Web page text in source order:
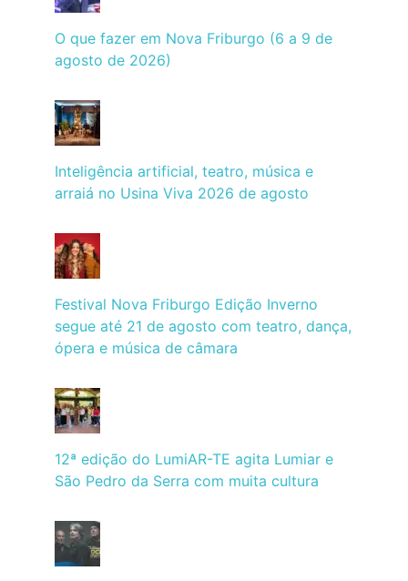
O que fazer em Nova Friburgo (6 a 9 de
agosto de 2026)
Inteligência artificial, teatro, música e
arraiá no Usina Viva 2026 de agosto
Festival Nova Friburgo Edição Inverno
segue até 21 de agosto com teatro, dança,
ópera e música de câmara
12ª edição do LumiAR-TE agita Lumiar e
São Pedro da Serra com muita cultura